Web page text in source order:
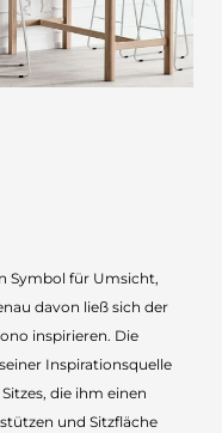
Symbol für Umsicht,
davon ließ sich der
inspirieren. Die
Inspirationsquelle
die ihm einen
und Sitzfläche